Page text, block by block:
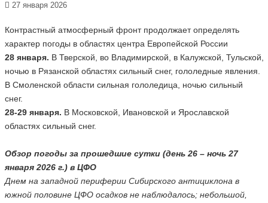
27 января 2026
Контрастный атмосферный фронт продолжает определять
характер погоды в областях центра Европейской России
28 января. В Тверской, во Владимирской, в Калужской, Тульской,
ночью в Рязанской областях сильный снег, гололедные явления.
В Смоленской области сильная гололедица, ночью сильный
снег.
28-29 января. В Московской, Ивановской и Ярославской
областях сильный снег.
Обзор погоды за прошедшие сутки (день 26 – ночь 27
января 2026 г.) в ЦФО
Днем на западной периферии Сибирского антициклона в
южной половине ЦФО осадков не наблюдалось; небольшой,